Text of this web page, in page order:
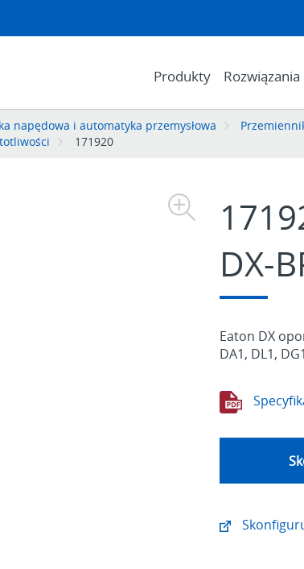
Produkty
napędowa i automatyka przemysłowa
171920
DX-
Eaton DX
DA1, DL1,